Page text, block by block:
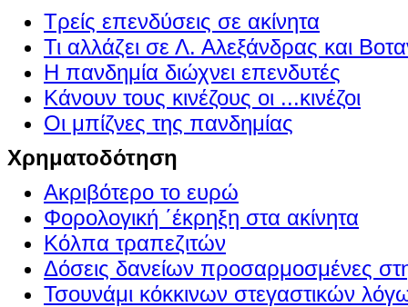
Τρείς επενδύσεις σε ακίνητα
Τι αλλάζει σε Λ. Αλεξάνδρας και
Η πανδημία διώχνει επενδυτές
Κάνουν τους κινέζους οι ...κινέζοι
Οι μπίζνες της πανδημίας
Χρηματοδότηση
Ακριβότερο το ευρώ
Φορολογική ΄έκρηξη στα ακίνητα
Κόλπα τραπεζιτών
Δόσεις δανείων προσαρμοσμένες
Τσουνάμι κόκκινων στεγαστικών